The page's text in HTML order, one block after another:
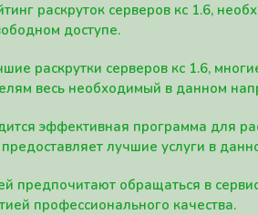
раскруток серверов кс 1.6,
доступе.
раскрутки серверов кс 1.6,
весь необходимый в данном
эффективная программа для
лучшие услуги в
предпочитают обращаться в
профессионального качества.